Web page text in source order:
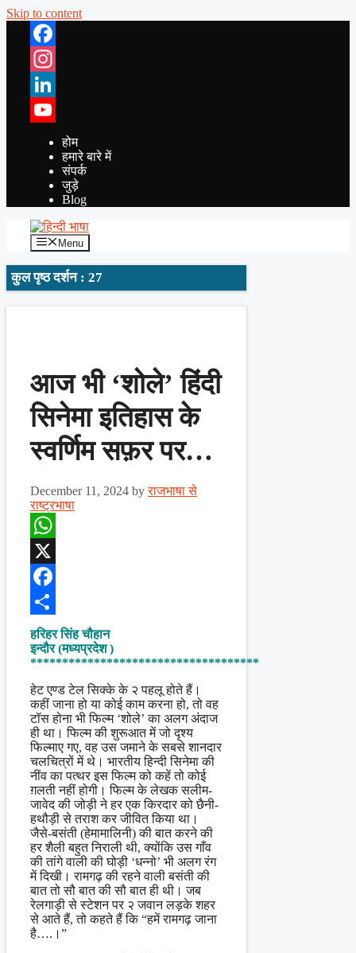
Skip to content
Facebook
Instagram
LinkedIn
YouTube
होम
हमारे बारे में
संपर्क
जुड़े
Blog
Menu
कुल पृष्ठ दर्शन : 27
आज भी ‘शोले’ हिंदी
सिनेमा इतिहास के
स्वर्णिम सफ़र पर…
December 11, 2024 byराजभाषा से
राष्ट्रभाषा
WhatsApp
X
Facebook
Share
हरिहर सिंह चौहान
इन्दौर (मध्यप्रदेश )
************************************
हेट एण्ड टेल सिक्के के २ पहलू होते हैं।
कहीं जाना हो या कोई काम करना हो, तो वह
टॉस होना भी फिल्म ‘शोले’ का अलग अंदाज
ही था। फिल्म की शुरूआत में जो दृश्य
फिल्माए गए, वह उस जमाने के सबसे शानदार
चलचित्रों में थे। भारतीय हिन्दी सिनेमा की
नींव का पत्थर इस फिल्म को कहें तो कोई
ग़लती नहीं होगी। फिल्म के लेखक सलीम-
जावेद की जोड़ी ने हर एक किरदार को छैनी-
हथौड़ी से तराश कर जीवित किया था।
जैसे-बसंती (हेमामालिनी) की बात करने की
हर शैली बहुत निराली थी, क्योंकि उस गाँव
की तांगे वाली की घोड़ी ‘धन्नो’ भी अलग रंग
में दिखी। रामगढ़ की रहने वाली बसंती की
बात तो सौ बात की सौ बात ही थी। जब
रेलगाड़ी से स्टेशन पर २ जवान लड़के शहर
से आते हैं, तो कहते हैं कि “हमें रामगढ़ जाना
है….।”